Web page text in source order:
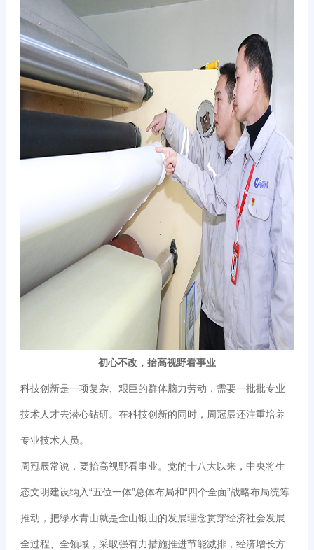
初心不改，抬高视野看事业
科技创新是一项复杂、艰巨的群体脑力劳动，需要一批批专业
技术人才去潜心钻研。在科技创新的同时，周冠辰还注重培养
专业技术人员。
周冠辰常说，要抬高视野看事业。党的十八大以来，中央将生
态文明建设纳入“五位一体”总体布局和“四个全面”战略布局统筹
推动，把绿水青山就是金山银山的发展理念贯穿经济社会发展
全过程、全领域，采取强有力措施推进节能减排，经济增长方